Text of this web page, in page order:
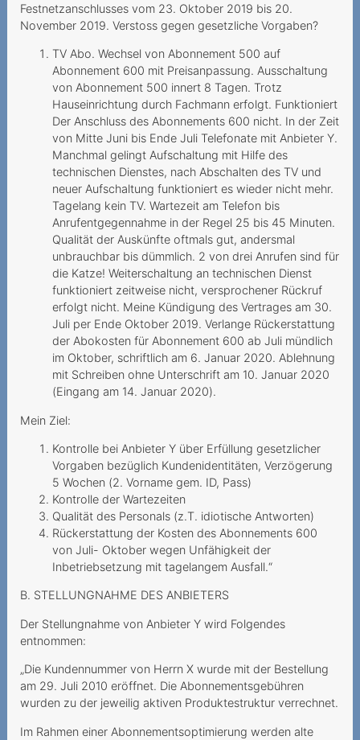
Festnetzanschlusses vom 23. Oktober 2019 bis 20.
November 2019. Verstoss gegen gesetzliche Vorgaben?
TV Abo. Wechsel von Abonnement 500 auf
Abonnement 600 mit Preisanpassung. Ausschaltung
von Abonnement 500 innert 8 Tagen. Trotz
Hauseinrichtung durch Fachmann erfolgt. Funktioniert
Der Anschluss des Abonnements 600 nicht. In der Zeit
von Mitte Juni bis Ende Juli Telefonate mit Anbieter Y.
Manchmal gelingt Aufschaltung mit Hilfe des
technischen Dienstes, nach Abschalten des TV und
neuer Aufschaltung funktioniert es wieder nicht mehr.
Tagelang kein TV. Wartezeit am Telefon bis
Anrufentgegennahme in der Regel 25 bis 45 Minuten.
Qualität der Auskünfte oftmals gut, andersmal
unbrauchbar bis dümmlich. 2 von drei Anrufen sind für
die Katze! Weiterschaltung an technischen Dienst
funktioniert zeitweise nicht, versprochener Rückruf
erfolgt nicht. Meine Kündigung des Vertrages am 30.
Juli per Ende Oktober 2019. Verlange Rückerstattung
der Abokosten für Abonnement 600 ab Juli mündlich
im Oktober, schriftlich am 6. Januar 2020. Ablehnung
mit Schreiben ohne Unterschrift am 10. Januar 2020
(Eingang am 14. Januar 2020).
Mein Ziel:
Kontrolle bei Anbieter Y über Erfüllung gesetzlicher
Vorgaben bezüglich Kundenidentitäten, Verzögerung
5 Wochen (2. Vorname gem. ID, Pass)
Kontrolle der Wartezeiten
Qualität des Personals (z.T. idiotische Antworten)
Rückerstattung der Kosten des Abonnements 600
von Juli- Oktober wegen Unfähigkeit der
Inbetriebsetzung mit tagelangem Ausfall.“
B. STELLUNGNAHME DES ANBIETERS
Der Stellungnahme von Anbieter Y wird Folgendes
entnommen:
„Die Kundennummer von Herrn X wurde mit der Bestellung
am 29. Juli 2010 eröffnet. Die Abonnementsgebühren
wurden zu der jeweilig aktiven Produktestruktur verrechnet.
Im Rahmen einer Abonnementsoptimierung werden alte
Rechnungsdetails
gesetzlich nur befristet
verfügbar
Rückzahlung einer
Sicherheitsleistung
Vertragsverweigerung
wegen fehlender Bonität
Mehrwertdienstanbieter
missachtet gesetzliche
Vorgaben
2024
Preiserhöhung während der
Mindestvertragsdauer
Anbieter beruft sich zu
Unrecht auf
Mindestvertragsdauer
Herausgabe des PIN/PUK
an die Erben
Kostenpflichtiges Gratis-
Abonnement
Unerwünschte Netflix-
Option
Kundin muss auf
bestrittenen
Zahlungsverzug infolge
falscher Rechnungsadresse
Ungewollte Replay-Option